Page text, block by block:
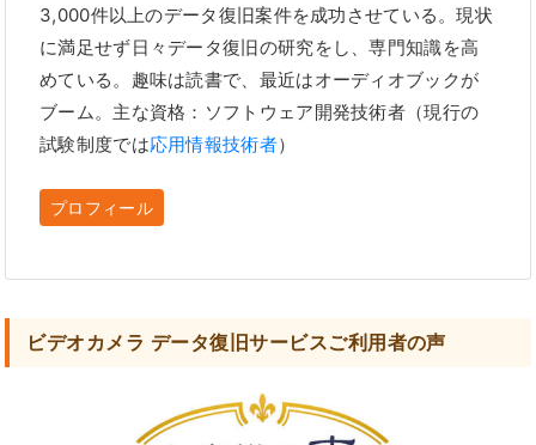
3,000件以上のデータ復旧案件を成功させている。現状
に満足せず日々データ復旧の研究をし、専門知識を高
めている。趣味は読書で、最近はオーディオブックが
ブーム。主な資格：ソフトウェア開発技術者（現行の
試験制度では応用情報技術者）
プロフィール
ビデオカメラ データ復旧サービスご利用者の声